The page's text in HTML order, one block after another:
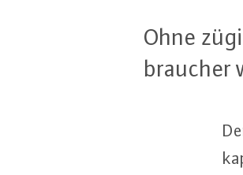
Ohne
brau­cher